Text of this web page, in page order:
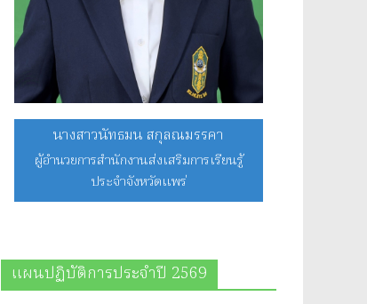
นางสาวนัทธมน สกุลณมรรคา
ผู้อำนวยการสำนักงานส่งเสริมการเรียนรู้
ประจำจังหวัดแพร่
แผนปฏิบัติการประจำปี 2569